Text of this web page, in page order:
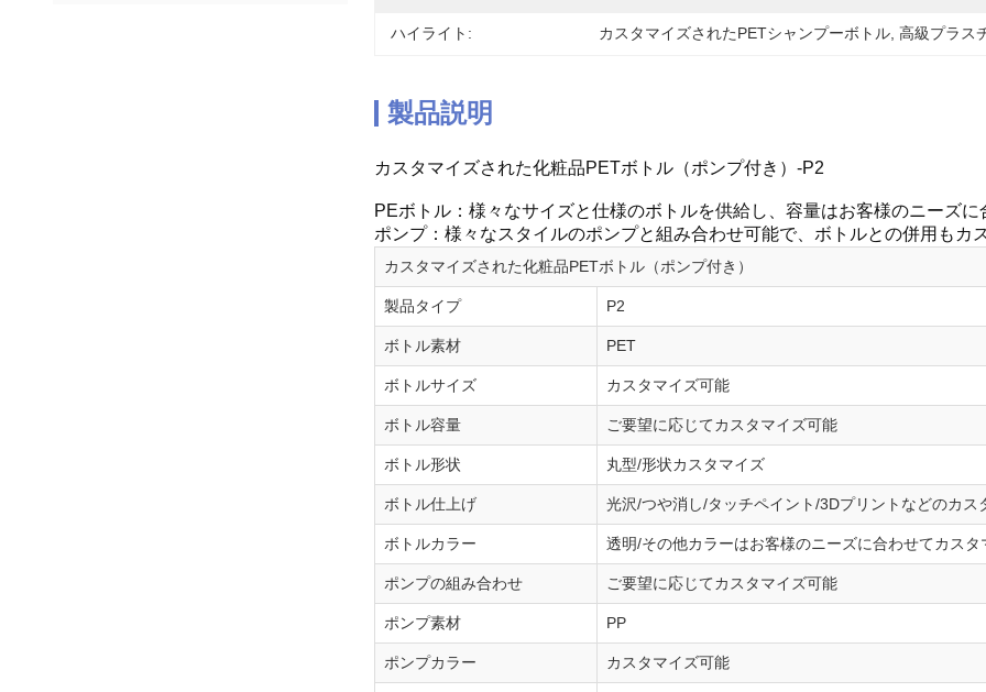
ハイライト: カスタマイズされたPETシャンプーボトル , 高級プラス
製品説明
カスタマイズされた化粧品PETボトル（ポンプ付き）-P2
PEボトル：様々なサイズと仕様のボトルを供給し、容量はお客様のニーズ
ポンプ：様々なスタイルのポンプと組み合わせ可能で、ボトルとの併用もカ
カスタマイズされた化粧品PETボトル（ポンプ付き）
製品タイプ P2
ボトル素材 PET
ボトルサイズ カスタマイズ可能
ボトル容量 ご要望に応じてカスタマイズ可能
ボトル形状 丸型/形状カスタマイズ
ボトル仕上げ 光沢/つや消し/タッチペイント/3Dプリントなどのカス
ボトルカラー 透明/その他カラーはお客様のニーズに合わせてカスタ
ポンプの組み合わせ ご要望に応じてカスタマイズ可能
ポンプ素材 PP
ポンプカラー カスタマイズ可能